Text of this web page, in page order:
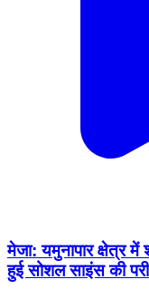
मेजा: यमुनापार क्षेत्र
हुई सोशल साइंस की